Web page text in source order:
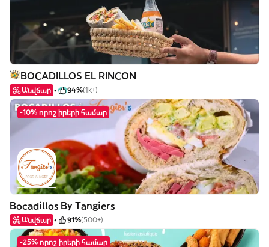
BOCADILLOS EL RINCON
Անվճար 94%(1k+)
-10% որոշ իրերի համար
Bocadillos By Tangiers
Անվճար 91%(500+)
-25% որոշ իրերի համար